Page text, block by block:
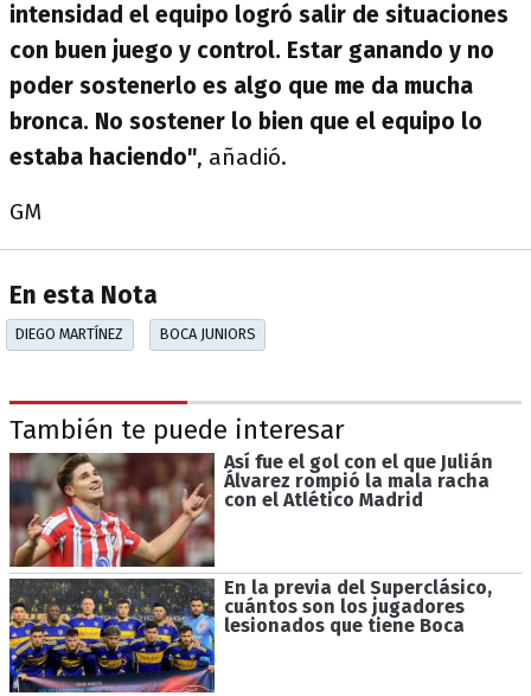
intensidad el equipo logró salir de situaciones
con buen juego y control. Estar ganando y no
poder sostenerlo es algo que me da mucha
bronca. No sostener lo bien que el equipo lo
estaba haciendo", añadió.
GM
En esta Nota
DIEGO MARTÍNEZ BOCA JUNIORS
También te puede interesar
Así fue el gol con el que Julián
Álvarez rompió la mala racha
con el Atlético Madrid
En la previa del Superclásico,
cuántos son los jugadores
lesionados que tiene Boca